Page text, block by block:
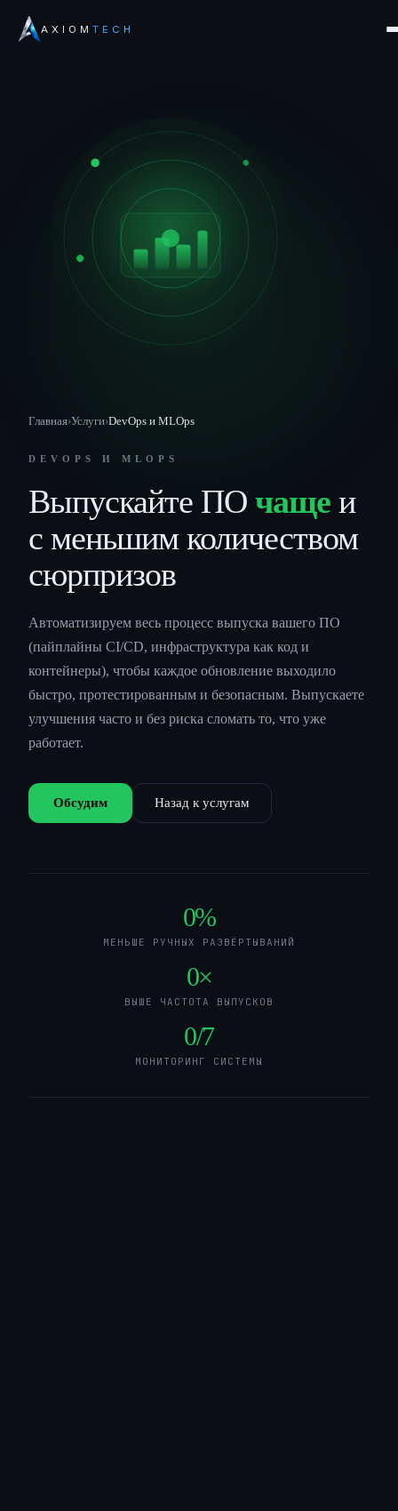
AXIOM TECH
Главная›Услуги›DevOps и MLOps
DEVOPS И MLOPS
Выпускайте ПО чаще и
с меньшим количеством
сюрпризов
Автоматизируем весь процесс выпуска вашего ПО
(пайплайны CI/CD, инфраструктура как код и
контейнеры), чтобы каждое обновление выходило
быстро, протестированным и безопасным. Выпускаете
улучшения часто и без риска сломать то, что уже
работает.
Обсудим Назад к услугам
0%
МЕНЬШЕ РУЧНЫХ РАЗВЁРТЫВАНИЙ
0×
ВЫШЕ ЧАСТОТА ВЫПУСКОВ
0/7
МОНИТОРИНГ СИСТЕМЫ